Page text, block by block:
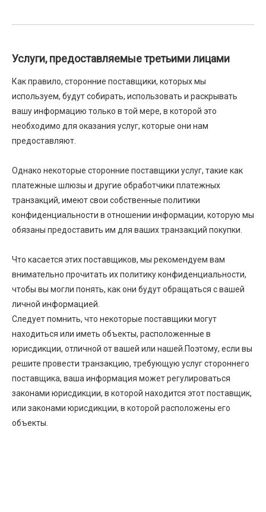
Услуги, предоставляемые третьими лицами
Как правило, сторонние поставщики, которых мы
используем, будут собирать, использовать и раскрывать
вашу информацию только в той мере, в которой это
необходимо для оказания услуг, которые они нам
предоставляют.
Однако некоторые сторонние поставщики услуг, такие как
платежные шлюзы и другие обработчики платежных
транзакций, имеют свои собственные политики
конфиденциальности в отношении информации, которую мы
обязаны предоставить им для ваших транзакций покупки.
Что касается этих поставщиков, мы рекомендуем вам
внимательно прочитать их политику конфиденциальности,
чтобы вы могли понять, как они будут обращаться с вашей
личной информацией.
Следует помнить, что некоторые поставщики могут
находиться или иметь объекты, расположенные в
юрисдикции, отличной от вашей или нашей.Поэтому, если вы
решите провести транзакцию, требующую услуг стороннего
поставщика, ваша информация может регулироваться
законами юрисдикции, в которой находится этот поставщик,
или законами юрисдикции, в которой расположены его
объекты.